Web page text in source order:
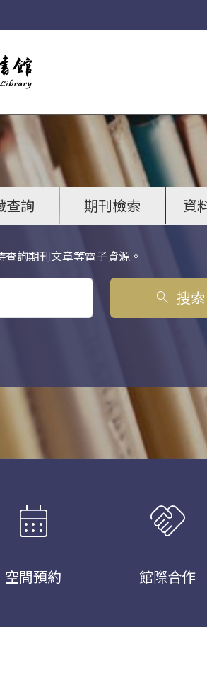
查詢 期刊檢索 資
詢期刊文章等電子資源。
search 搜索
calendar_month
空間預約
handshake
館際合作